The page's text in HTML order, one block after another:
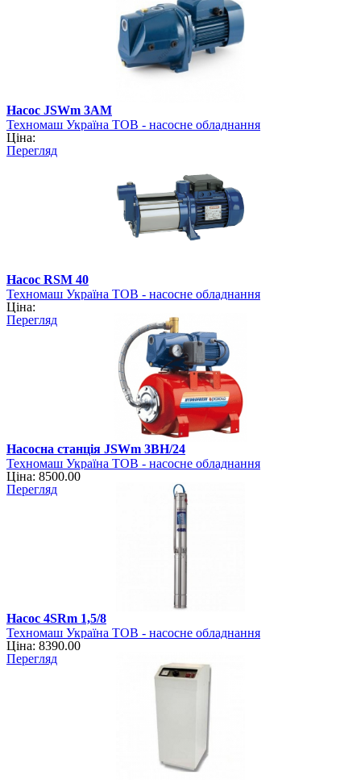
Насос JSWm 3АМ
Техномаш Україна ТОВ - насосне обладнання
Ціна:
Перегляд
Насос RSM 40
Техномаш Україна ТОВ - насосне обладнання
Ціна:
Перегляд
Насосна станція JSWm 3ВН/24
Техномаш Україна ТОВ - насосне обладнання
Ціна: 8500.00
Перегляд
Насос 4SRm 1,5/8
Техномаш Україна ТОВ - насосне обладнання
Ціна: 8390.00
Перегляд